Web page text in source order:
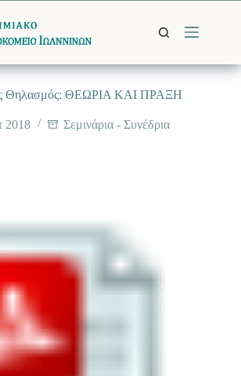
Θηλασμός: ΘΕΩΡΙΑ ΚΑΙ ΠΡΑΞΗ
2018 Σεμινάρια - Συνέδρια